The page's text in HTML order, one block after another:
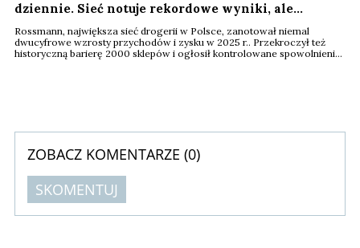
dziennie. Sieć notuje rekordowe wyniki, ale
zdejmuje nogę z gazu
Rossmann, największa sieć drogerii w Polsce, zanotował niemal
dwucyfrowe wzrosty przychodów i zysku w 2025 r.. Przekroczył też
historyczną barierę 2000 sklepów i ogłosił kontrolowane spowolnienie
ZOBACZ KOMENTARZE (0)
SKOMENTUJ